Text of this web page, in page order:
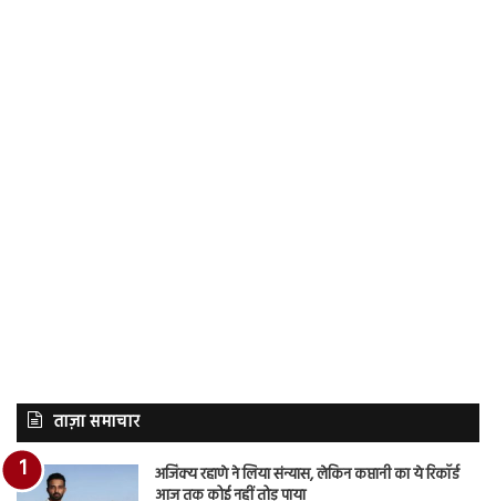
ताज़ा समाचार
अजिंक्य रहाणे ने लिया संन्यास, लेकिन कप्तानी का ये रिकॉर्ड